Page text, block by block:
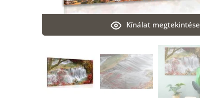
Kínálat megtekintése